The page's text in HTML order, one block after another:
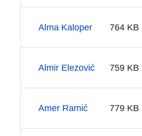
Alma Kaloper 764 KB
Almir Elezović 759 KB
Amer Ramić 779 KB